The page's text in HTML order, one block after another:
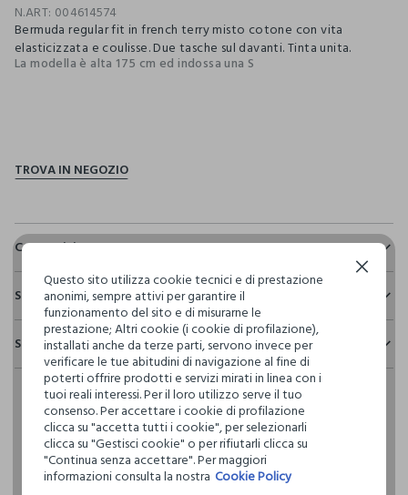
N.ART: 004614574
Bermuda regular fit in french terry misto cotone con vita
elasticizzata e coulisse. Due tasche sul davanti. Tinta unita.
La modella è alta 175 cm ed indossa una S
Composizione e cura
Composizione:
59% COTONE,41% POLIESTERE
NON CANDEGGIARE
TEMPERATURA MASSIMA 40°C - PROCEDURA NORMALE
LAVAGGIO A SECCO PROFESSIONALE CON
TETRACLOROETILENE E TUTTI I SOLVENTI INDICATI CON IL
SEGNO F - PROCEDURA NORMALE
Sostenibilità e trasparenza
Sicurezza
Il 100% dei nostri articoli viene sottoposto a test chimico-
fisici, per verificarne il rispetto dei limiti che abbiamo
definito per l’uso di sostanze chimiche, talvolta anche più
restrittivi rispetto a quelli previsti dalla normativa
internazionale.
Clicca qui per vedere i dettagli
Spedizione e resi
Hai fino a 30 giorni dalla consegna del tuo ordine online per
cambiare idea e restituire i prodotti che hai acquistato.
Questo sito utilizza cookie tecnici e di prestazione
anonimi, sempre attivi per garantire il
funzionamento del sito e di misurarne le
prestazione; Altri cookie (i cookie di profilazione),
installati anche da terze parti, servono invece per
verificare le tue abitudini di navigazione al fine di
poterti offrire prodotti e servizi mirati in linea con i
tuoi reali interessi. Per il loro utilizzo serve il tuo
consenso. Per accettare i cookie di profilazione
clicca su "accetta tutti i cookie", per selezionarli
clicca su "Gestisci cookie" o per rifiutarli clicca su
"Continua senza accettare". Per maggiori
informazioni consulta la nostra Cookie Policy
Continua senza accettare